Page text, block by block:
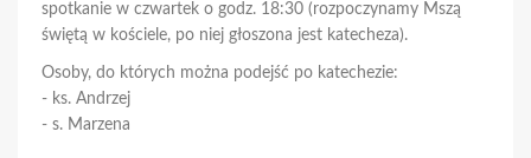
spotkanie w czwartek o godz. 18:30 (rozpoczynamy Mszą
świętą w kościele, po niej głoszona jest katecheza).
Osoby, do których można podejść po katechezie:
- ks. Andrzej
- s. Marzena